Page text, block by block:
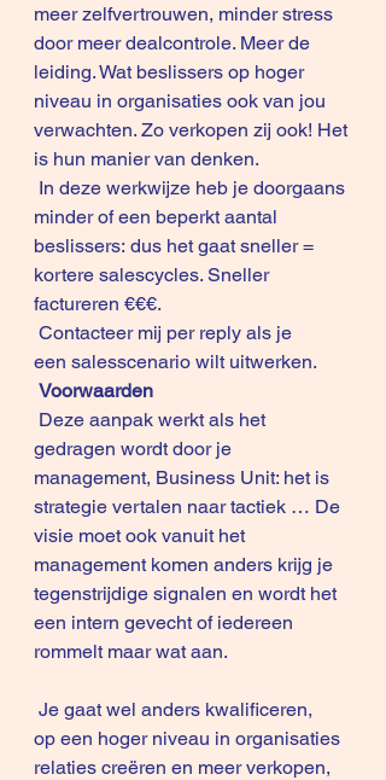
meer zelfvertrouwen, minder stress
door meer dealcontrole. Meer de
leiding. Wat beslissers op hoger
niveau in organisaties ook van jou
verwachten. Zo verkopen zij ook! Het
is hun manier van denken.
minder of een beperkt aantal
beslissers: dus het gaat sneller =
kortere salescycles. Sneller
factureren €€€.
een salesscenario wilt uitwerken.
Voorwaarden
gedragen wordt door je
management, Business Unit: het is
strategie vertalen naar tactiek … De
visie moet ook vanuit het
management komen anders krijg je
tegenstrijdige signalen en wordt het
een intern gevecht of iedereen
rommelt maar wat aan.
op een hoger niveau in organisaties
relaties creëren en meer verkopen,